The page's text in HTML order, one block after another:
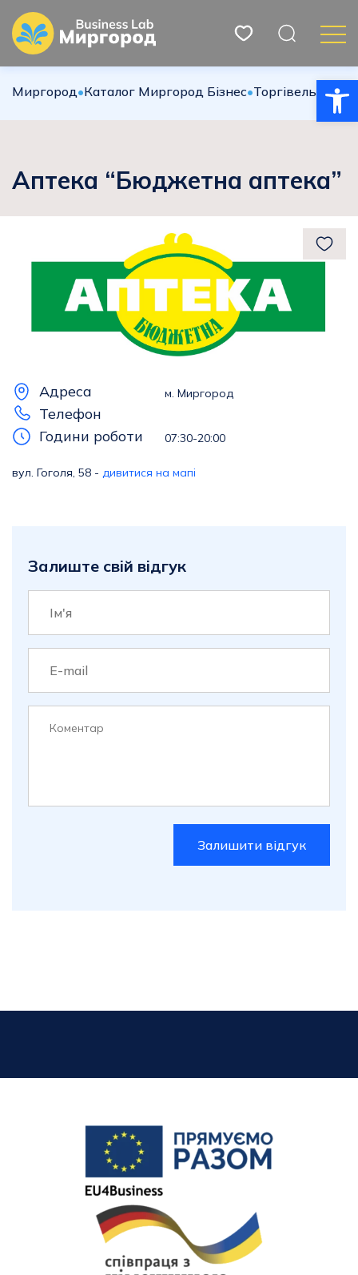
Миргород•Каталог Миргород Бізнес•Торгівельна
Аптека “Бюджетна аптека”
Адреса м. Миргород
Телефон
Години роботи
07:30-20:00
вул. Гоголя, 58 - дивитися на мапі
Залиште свій відгук